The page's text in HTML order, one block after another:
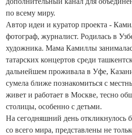
по всему миру.
Автор идеи и куратор проекта -
фотограф, журналист. Родилась в
художника. Мама Камиллы
татарских концертов среди
дальнейшем проживала в Уфе,
сумела ближе познакомиться с
живет и работает в Москве, тесно
столицы, особенно с детьми.
На сегодняшний день откликнулось
со всего мира, представлены не